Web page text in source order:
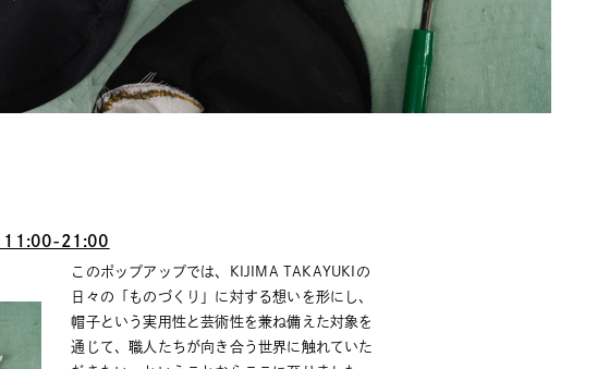
21:00
このポップアップでは、KIJIMA TAKAYUKIの
日々の「ものづくり」に対する想いを形にし、
帽子という実用性と芸術性を兼ね備えた対象を
通じて、職人たちが向き合う世界に触れていた